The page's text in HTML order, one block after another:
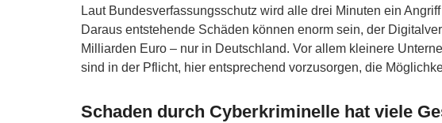
Laut Bundesverfassungsschutz wird alle drei Minuten ein
Daraus entstehende Schäden können enorm sein, der
Milliarden Euro – nur in Deutschland. Vor allem kleinere
sind in der Pflicht, hier entsprechend vorzusorgen, die
Schaden durch Cyberkriminelle hat viele